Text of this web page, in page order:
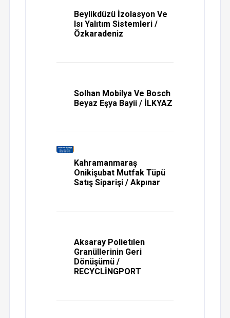
Beylikdüzü İzolasyon Ve
Isı Yalıtım Sistemleri /
Özkaradeniz
Solhan Mobilya Ve Bosch
Beyaz Eşya Bayii / İLKYAZ
Kahramanmaraş
Onikişubat Mutfak Tüpü
Satış Siparişi / Akpınar
Aksaray Polietılen
Granüllerinin Geri
Dönüşümü /
RECYCLİNGPORT